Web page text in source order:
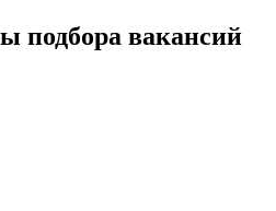
подбора вакансий